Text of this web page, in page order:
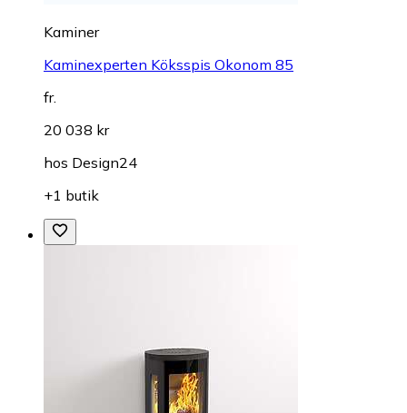
Kaminer
Kaminexperten Köksspis Okonom 85
fr.
20 038 kr
hos Design24
+1 butik